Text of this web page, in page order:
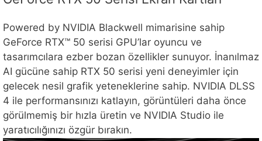
Powered by NVIDIA Blackwell mimarisine sahip
GeForce RTX™ 50 serisi GPU’lar oyuncu ve
tasarımcılara ezber bozan özellikler sunuyor. İnanılmaz
AI gücüne sahip RTX 50 serisi yeni deneyimler için
gelecek nesil grafik yeteneklerine sahip. NVIDIA DLSS
4 ile performansınızı katlayın, görüntüleri daha önce
görülmemiş bir hızla üretin ve NVIDIA Studio ile
yaratıcılığınızı özgür bırakın.